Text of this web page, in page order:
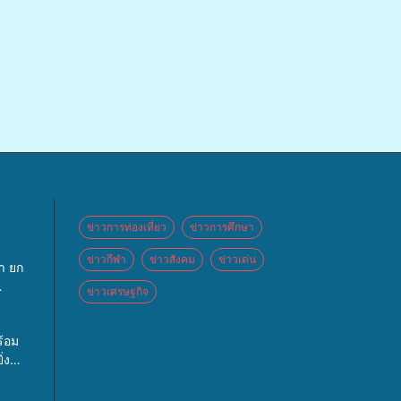
ยก
าย
ม
ข่าวการท่องเที่ยว ข่าวการศึกษา
ข่าวกีฬา ข่าวสังคม ข่าวเด่น
ข่าวเศรษฐกิจ